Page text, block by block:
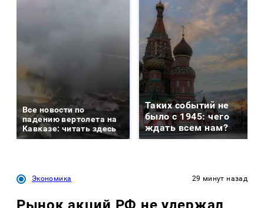
Все новости по
падению вертолета на
Кавказе: читать здесь
Таких событий не
было с 1945: чего
ждать всем нам?
Экономика 29 минут назад